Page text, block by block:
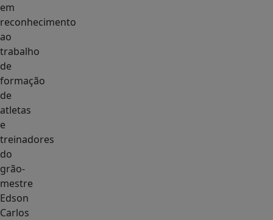
em
reconhecimento
ao
trabalho
de
formação
de
atletas
e
treinadores
do
grão-
mestre
Edson
Carlos